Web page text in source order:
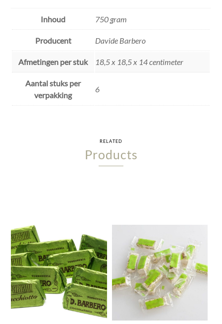
Inhoud 750 gram
Producent Davide Barbero
Afmetingen per stuk 18,5 x 18,5 x 14 centimeter
Aantal stuks per
verpakking
6
RELATED
Products